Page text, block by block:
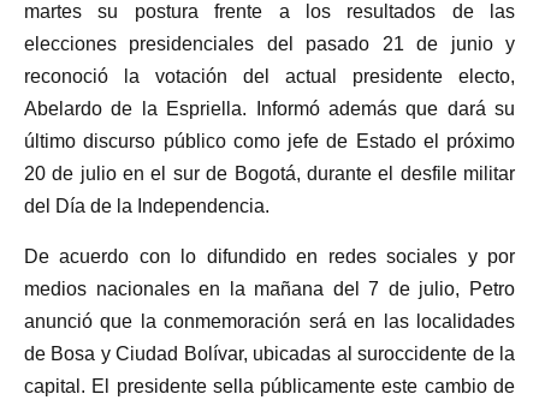
martes su postura frente a los resultados de las
elecciones presidenciales del pasado 21 de junio y
reconoció la votación del actual presidente electo,
Abelardo de la Espriella. Informó además que dará su
último discurso público como jefe de Estado el próximo
20 de julio en el sur de Bogotá, durante el desfile militar
del Día de la Independencia.
De acuerdo con lo difundido en redes sociales y por
medios nacionales en la mañana del 7 de julio, Petro
anunció que la conmemoración será en las localidades
de Bosa y Ciudad Bolívar, ubicadas al suroccidente de la
capital. El presidente sella públicamente este cambio de